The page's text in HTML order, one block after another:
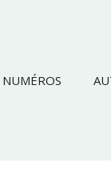
NUMÉROS